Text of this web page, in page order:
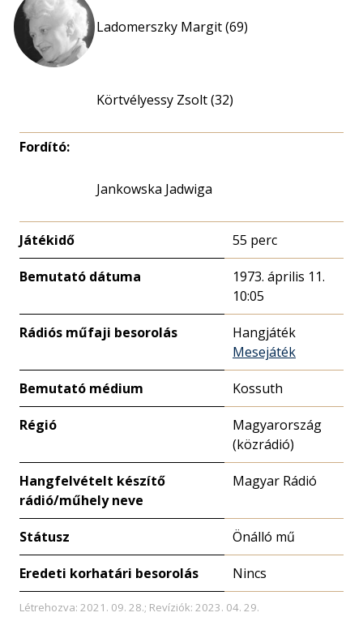
Ladomerszky Margit (69)
Körtvélyessy Zsolt (32)
Fordító:
Jankowska Jadwiga
Játékidő 55 perc
Bemutató dátuma
1973. április 11.
10:05
Rádiós műfaji besorolás
Hangjáték
Mesejáték
Bemutató médium Kossuth
Régió
Magyarország
(közrádió)
Hangfelvételt készítő
rádió/műhely neve
Magyar Rádió
Státusz Önálló mű
Eredeti korhatári besorolás Nincs
Létrehozva: 2021. 09. 28.; Revíziók: 2023. 04. 29.